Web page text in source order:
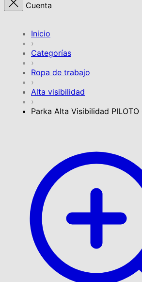
Cuenta
Inicio
›
Categorías
›
Ropa de trabajo
›
Alta visibilidad
›
Parka Alta Visibilidad PILOTO